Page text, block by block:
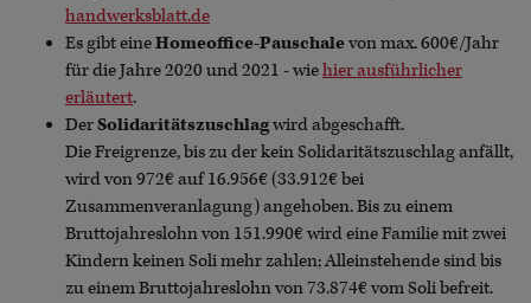
handwerksblatt.de
Es gibt eineHomeoffice-Pauschalevon max. 600€/Jahr
für die Jahre 2020 und 2021 - wiehier ausführlicher
erläutert.
DerSolidaritätszuschlagwird abgeschafft.
Die Freigrenze, bis zu der kein Solidaritätszuschlag anfällt,
wird von 972€ auf 16.956€ (33.912€ bei
Zusammenveranlagung) angehoben. Bis zu einem
Bruttojahreslohn von 151.990€ wird eine Familie mit zwei
Kindern keinen Soli mehr zahlen; Alleinstehende sind bis
zu einem Bruttojahreslohn von 73.874€ vom Soli befreit.